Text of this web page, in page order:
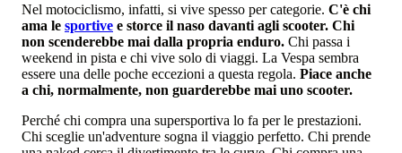
Nel motociclismo, infatti, si vive spesso per categorie. C'è chi
ama le sportive e storce il naso davanti agli scooter. Chi
non scenderebbe mai dalla propria enduro. Chi passa i
weekend in pista e chi vive solo di viaggi. La Vespa sembra
essere una delle poche eccezioni a questa regola. Piace anche
a chi, normalmente, non guarderebbe mai uno scooter.
Perché chi compra una supersportiva lo fa per le prestazioni.
Chi sceglie un'adventure sogna il viaggio perfetto. Chi prende